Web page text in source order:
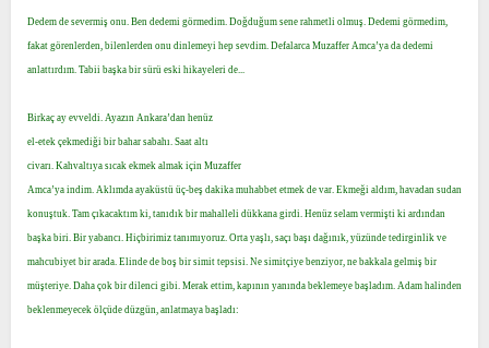
Dedem de severmiş onu. Ben dedemi görmedim. Doğduğum sene rahmetli olmuş. Dedemi görmedim,
fakat görenlerden, bilenlerden onu dinlemeyi hep sevdim. Defalarca Muzaffer Amca’ya da dedemi
anlattırdım. Tabii başka bir sürü eski hikayeleri de...
Birkaç ay evveldi. Ayazın Ankara’dan henüz
el-etek çekmediği bir bahar sabahı. Saat altı
civarı. Kahvaltıya sıcak ekmek almak için Muzaffer
Amca’ya indim. Aklımda ayaküstü üç-beş dakika muhabbet etmek de var. Ekmeği aldım, havadan sudan
konuştuk. Tam çıkacaktım ki, tanıdık bir mahalleli dükkana girdi. Henüz selam vermişti ki ardından
başka biri. Bir yabancı. Hiçbirimiz tanımıyoruz. Orta yaşlı, saçı başı dağınık, yüzünde tedirginlik ve
mahcubiyet bir arada. Elinde de boş bir simit tepsisi. Ne simitçiye benziyor, ne bakkala gelmiş bir
müşteriye. Daha çok bir dilenci gibi. Merak ettim, kapının yanında beklemeye başladım. Adam halinden
beklenmeyecek ölçüde düzgün, anlatmaya başladı: